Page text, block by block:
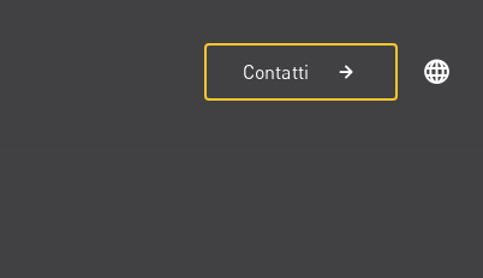
Contatti